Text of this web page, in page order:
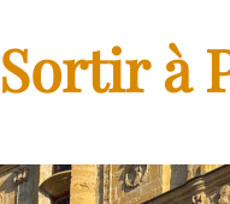
Sortir à